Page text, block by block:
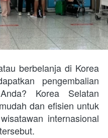
berbelanja di Korea
pengembalian
Korea Selatan
dan efisien untuk
internasional